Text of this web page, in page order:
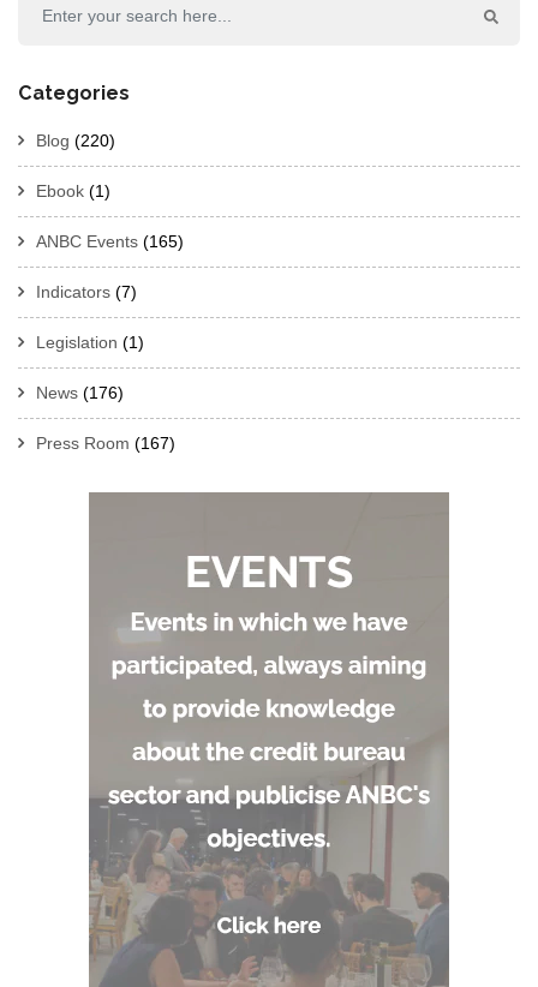
Categories
Blog (220)
Ebook (1)
ANBC Events (165)
Indicators (7)
Legislation (1)
News (176)
Press Room (167)